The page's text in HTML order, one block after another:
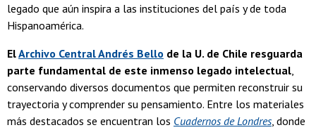
legado que aún inspira a las instituciones del país y de toda
Hispanoamérica.
ElArchivo Central Andrés Bello de la U. de Chile resguarda
parte fundamental de este inmenso legado intelectual,
conservando diversos documentos que permiten reconstruir su
trayectoria y comprender su pensamiento. Entre los materiales
más destacados se encuentran los Cuadernos de Londres, donde